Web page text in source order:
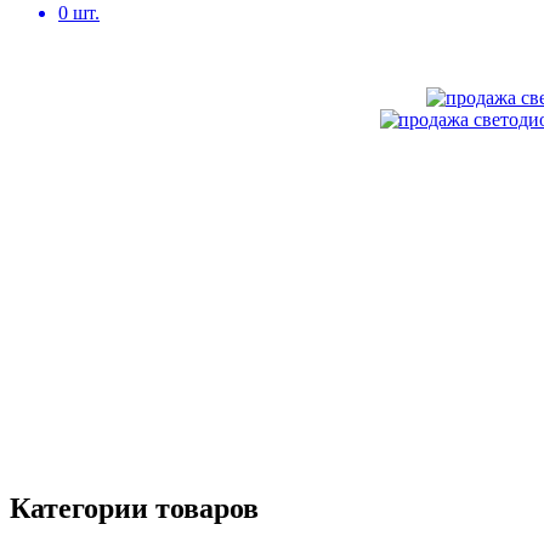
0 шт.
Категории товаров